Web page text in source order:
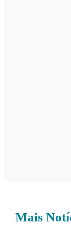
Mais